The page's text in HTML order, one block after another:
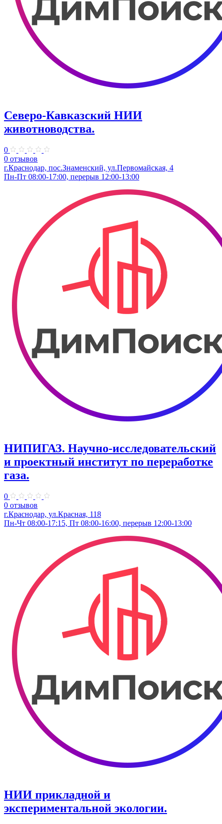
Северо-Кавказский НИИ
животноводства.
0
0 отзывов
г.Краснодар, пос.Знаменский, ул.Первомайская, 4
Пн-Пт 08:00-17:00, перерыв 12:00-13:00
НИПИГАЗ. Научно-исследовательский
и проектный институт по переработке
газа.
0
0 отзывов
г.Краснодар, ул.​Красная, 118
Пн-Чт 08:00-17:15, Пт 08:00-16:00, перерыв 12:00-13:00
НИИ прикладной и
экспериментальной экологии.